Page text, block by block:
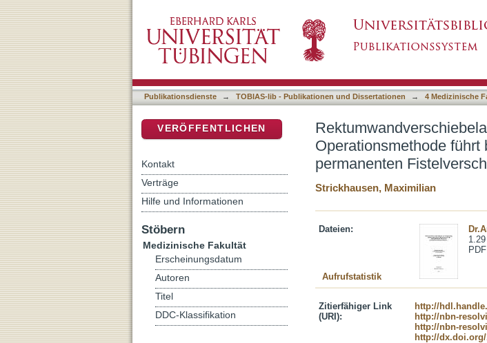
transsphinktären Fistel zum permanenten
Publikationsdienste → TOBIAS-lib - Publikationen und Dissertationen → 4 Medizinische
Operationsmethode
permanenten
Strickhausen, Maximilian
Dateien:
PDF
Aufrufstatistik
Zitierfähiger Link
(URI):
http://
http://nbn-
http://nbn-
http://
VERÖFFENTLICHEN
Kontakt
Verträge
Hilfe und Informationen
Stöbern
Medizinische Fakultät
Erscheinungsdatum
Autoren
Titel
DDC-Klassifikation